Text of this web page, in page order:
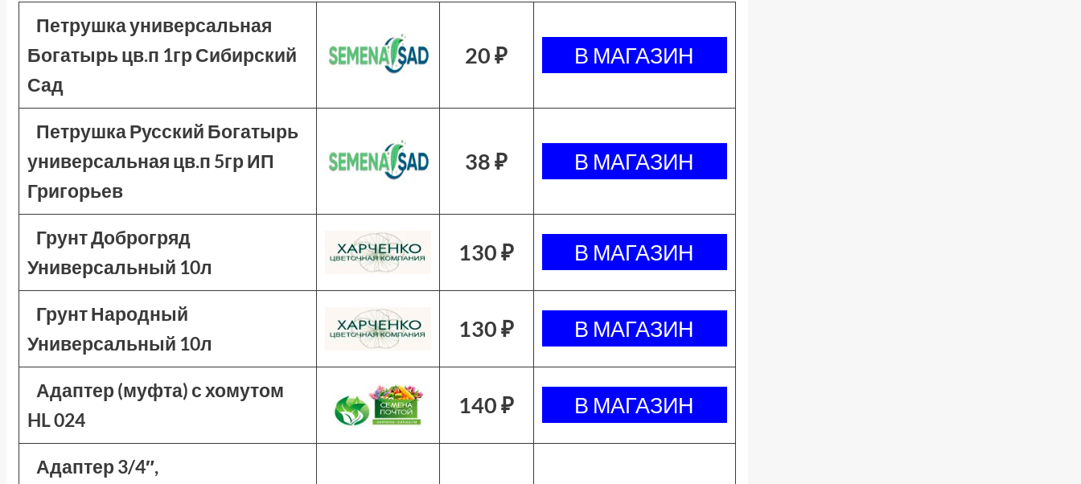
Петрушка универсальная
Богатырь цв.п 1гр Сибирский
Сад
20 ₽
Петрушка Русский Богатырь
универсальная цв.п 5гр ИП
Григорьев
38 ₽
Грунт Доброгряд
Универсальный 10л
130 ₽
Грунт Народный
Универсальный 10л
130 ₽
Адаптер (муфта) с хомутом
HL 024
140 ₽
Адаптер 3/4″,